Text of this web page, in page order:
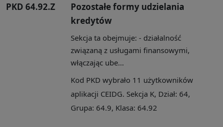
PKD 64.92.Z
Pozostałe formy udzielania
kredytów
Sekcja ta obejmuje: - działalność
związaną z usługami finansowymi,
włączając ube...
Kod PKD wybrało 11 użytkowników
aplikacji CEIDG. Sekcja K, Dział: 64,
Grupa: 64.9, Klasa: 64.92